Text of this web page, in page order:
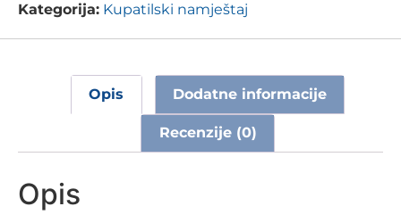
Kategorija: Kupatilski namještaj
Opis Dodatne informacije
Recenzije (0)
Opis